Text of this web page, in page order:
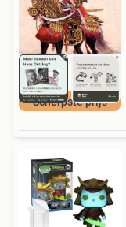
Scherpste prijs